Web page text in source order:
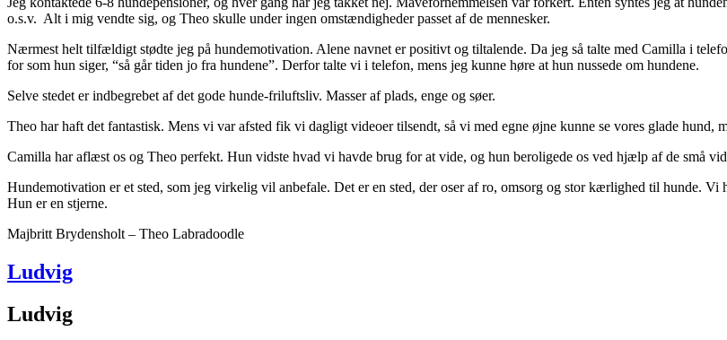
o.s.v. Alt i mig vendte sig, og Theo skulle under ingen omstændigheder passet af de mennesker.
Nærmest helt tilfældigt stødte jeg på hundemotivation. Alene navnet er positivt og tiltalende. Da jeg så talte med Camilla i
for som hun siger, “så går tiden jo fra hundene”. Derfor talte vi i telefon, mens jeg kunne høre at hun nussede om hundene.
Selve stedet er indbegrebet af det gode hunde-friluftsliv. Masser af plads, enge og søer.
Theo har haft det fantastisk. Mens vi var afsted fik vi dagligt videoer tilsendt, så vi med egne øjne kunne se vores glade hund,
Camilla har aflæst os og Theo perfekt. Hun vidste hvad vi havde brug for at vide, og hun beroligede os ved hjælp af de små
Hundemotivation er et sted, som jeg virkelig vil anbefale. Det er en sted, der oser af ro, omsorg og stor kærlighed til hunde. Vi
Hun er en stjerne.
Majbritt Brydensholt – Theo Labradoodle
Ludvig
Ludvig